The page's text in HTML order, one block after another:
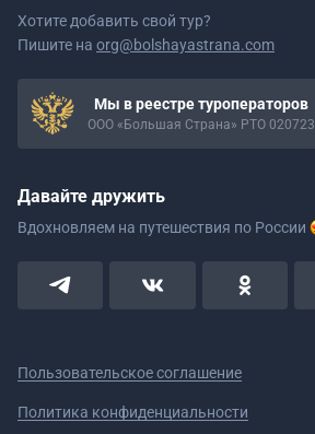
Хотите добавить свой тур?
Пишите на org@bolshayastrana.com
Мы в реестре туроператоров
ООО «Большая Страна» РТО 020723
Давайте дружить
Вдохновляем на путешествия по России
Пользовательское соглашение
Политика конфиденциальности